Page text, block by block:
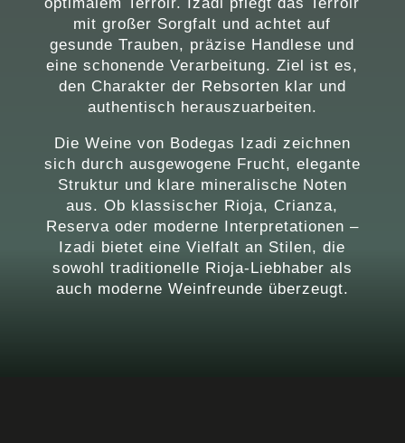
optimalem Terroir. Izadi pflegt das Terroir
mit großer Sorgfalt und achtet auf
gesunde Trauben, präzise Handlese und
eine schonende Verarbeitung. Ziel ist es,
den Charakter der Rebsorten klar und
authentisch herauszuarbeiten.
Die Weine von Bodegas Izadi zeichnen
sich durch ausgewogene Frucht, elegante
Struktur und klare mineralische Noten
aus. Ob klassischer Rioja, Crianza,
Reserva oder moderne Interpretationen –
Izadi bietet eine Vielfalt an Stilen, die
sowohl traditionelle Rioja-Liebhaber als
auch moderne Weinfreunde überzeugt.